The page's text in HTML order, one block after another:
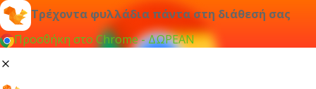
Τρέχοντα φυλλάδια πάντα στη διάθεσή σας
Προσθήκη στο Chrome - ΔΩΡΕΑΝ